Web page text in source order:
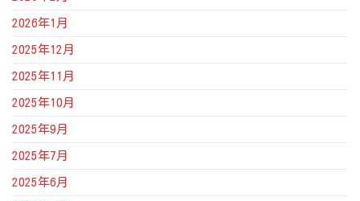
2026年1月
2025年12月
2025年11月
2025年10月
2025年9月
2025年7月
2025年6月